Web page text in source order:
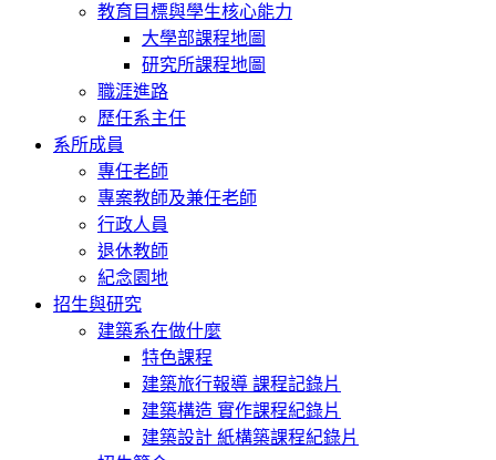
教育目標與學生核心能力
大學部課程地圖
研究所課程地圖
職涯進路
歷任系主任
系所成員
專任老師
專案教師及兼任老師
行政人員
退休教師
紀念園地
招生與研究
建築系在做什麼
特色課程
建築旅行報導 課程記錄片
建築構造 實作課程紀錄片
建築設計 紙構築課程紀錄片